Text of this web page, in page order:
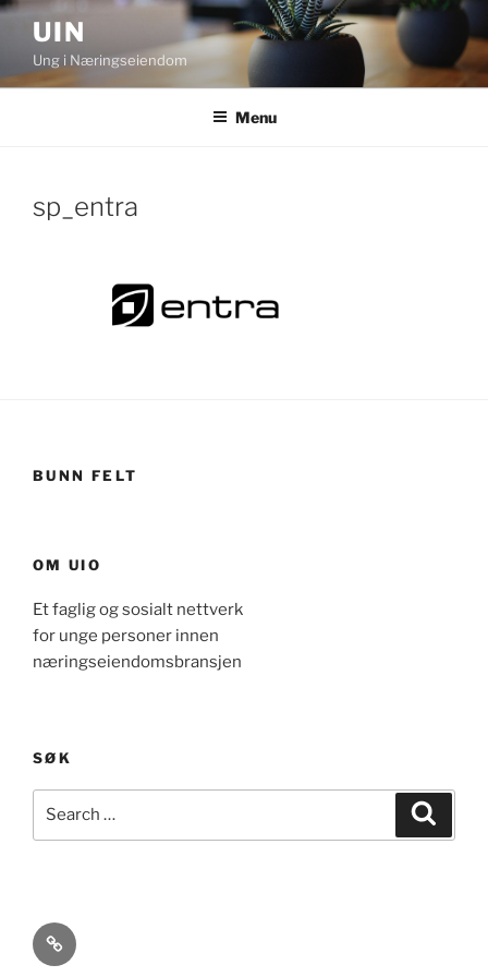
Skip
content
UIN
Ung i Næringseiendom
Menu
sp_entra
BUNN FELT
OM UIO
Et faglig og sosialt nettverk
for unge personer innen
næringseiendomsbransjen
SØK
Etiske
Retningslinjer